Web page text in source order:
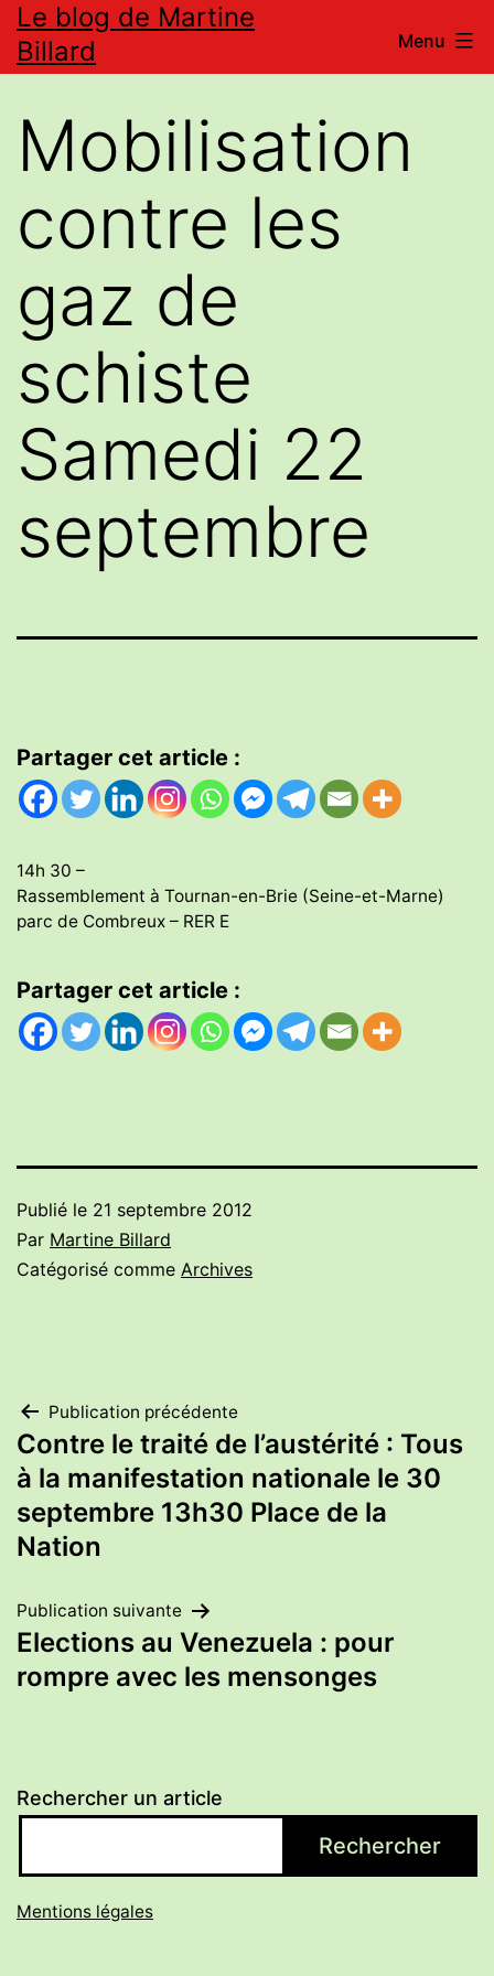
Aller
au
Le blog de Martine
Billard
Menu
Mobilisation
contre les
gaz de
schiste
Samedi 22
septembre
Partager cet article :
14h 30 –
Rassemblement à Tournan-en-Brie (Seine-et-Marne)
parc de Combreux – RER E
Partager cet article :
Publié le 21 septembre 2012
Par Martine Billard
Catégorisé comme Archives
Navigation
de
l’article
Publication précédente
Contre le traité de l’austérité : Tous
à la manifestation nationale le 30
septembre 13h30 Place de la
Nation
Publication suivante
Elections au Venezuela : pour
rompre avec les mensonges
Rechercher un article
Rechercher
Mentions légales